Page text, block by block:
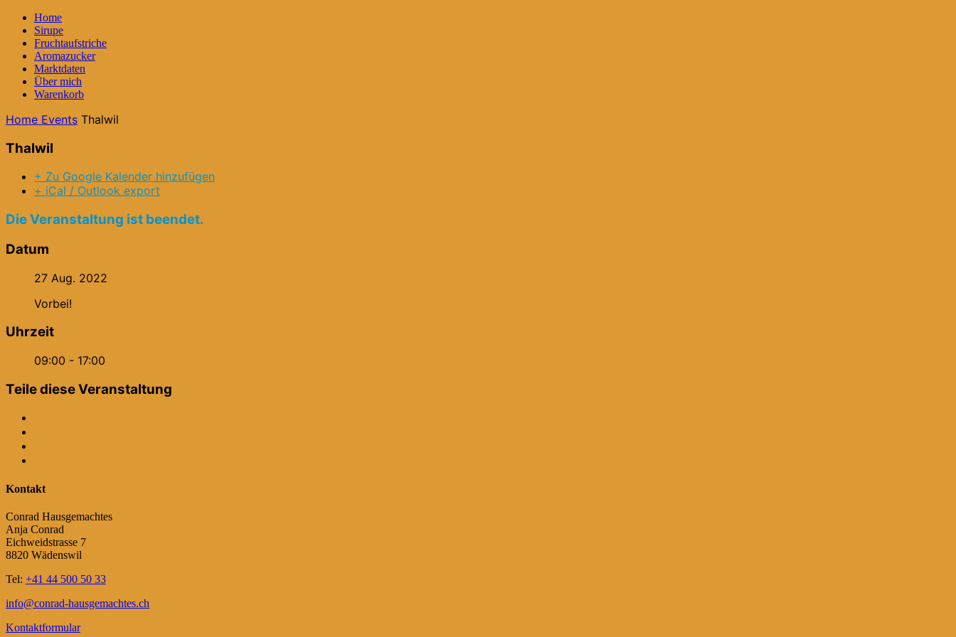
Home
Sirupe
Fruchtaufstriche
Aromazucker
Marktdaten
Über mich
Warenkorb
Home Events Thalwil
Thalwil
+ Zu Google Kalender hinzufügen
+ iCal / Outlook export
Die Veranstaltung ist beendet.
Datum
27 Aug. 2022
Vorbei!
Uhrzeit
09:00 - 17:00
Teile diese Veranstaltung
Kontakt
Conrad Hausgemachtes
Anja Conrad
Eichweidstrasse 7
8820 Wädenswil
Tel: +41 44 500 50 33
info@conrad-hausgemachtes.ch
Kontaktformular